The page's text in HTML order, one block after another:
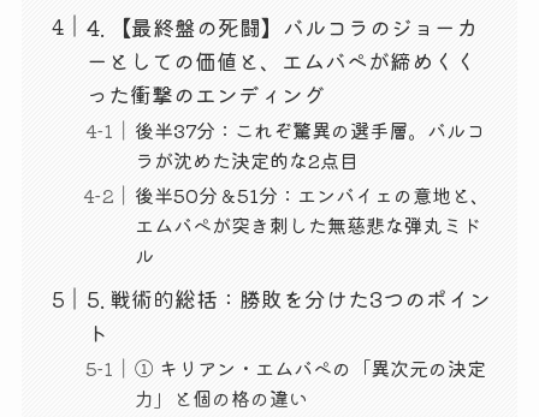
4. 【最終盤の死闘】バルコラのジョーカ
ーとしての価値と、エムバペが締めくく
った衝撃のエンディング
後半37分：これぞ驚異の選手層。バルコ
ラが沈めた決定的な2点目
後半50分＆51分：エンバイェの意地と、
エムバペが突き刺した無慈悲な弾丸ミド
ル
5. 戦術的総括：勝敗を分けた3つのポイン
ト
① キリアン・エムバペの「異次元の決定
力」と個の格の違い